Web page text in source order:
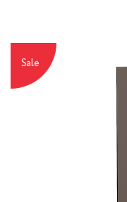
Sale